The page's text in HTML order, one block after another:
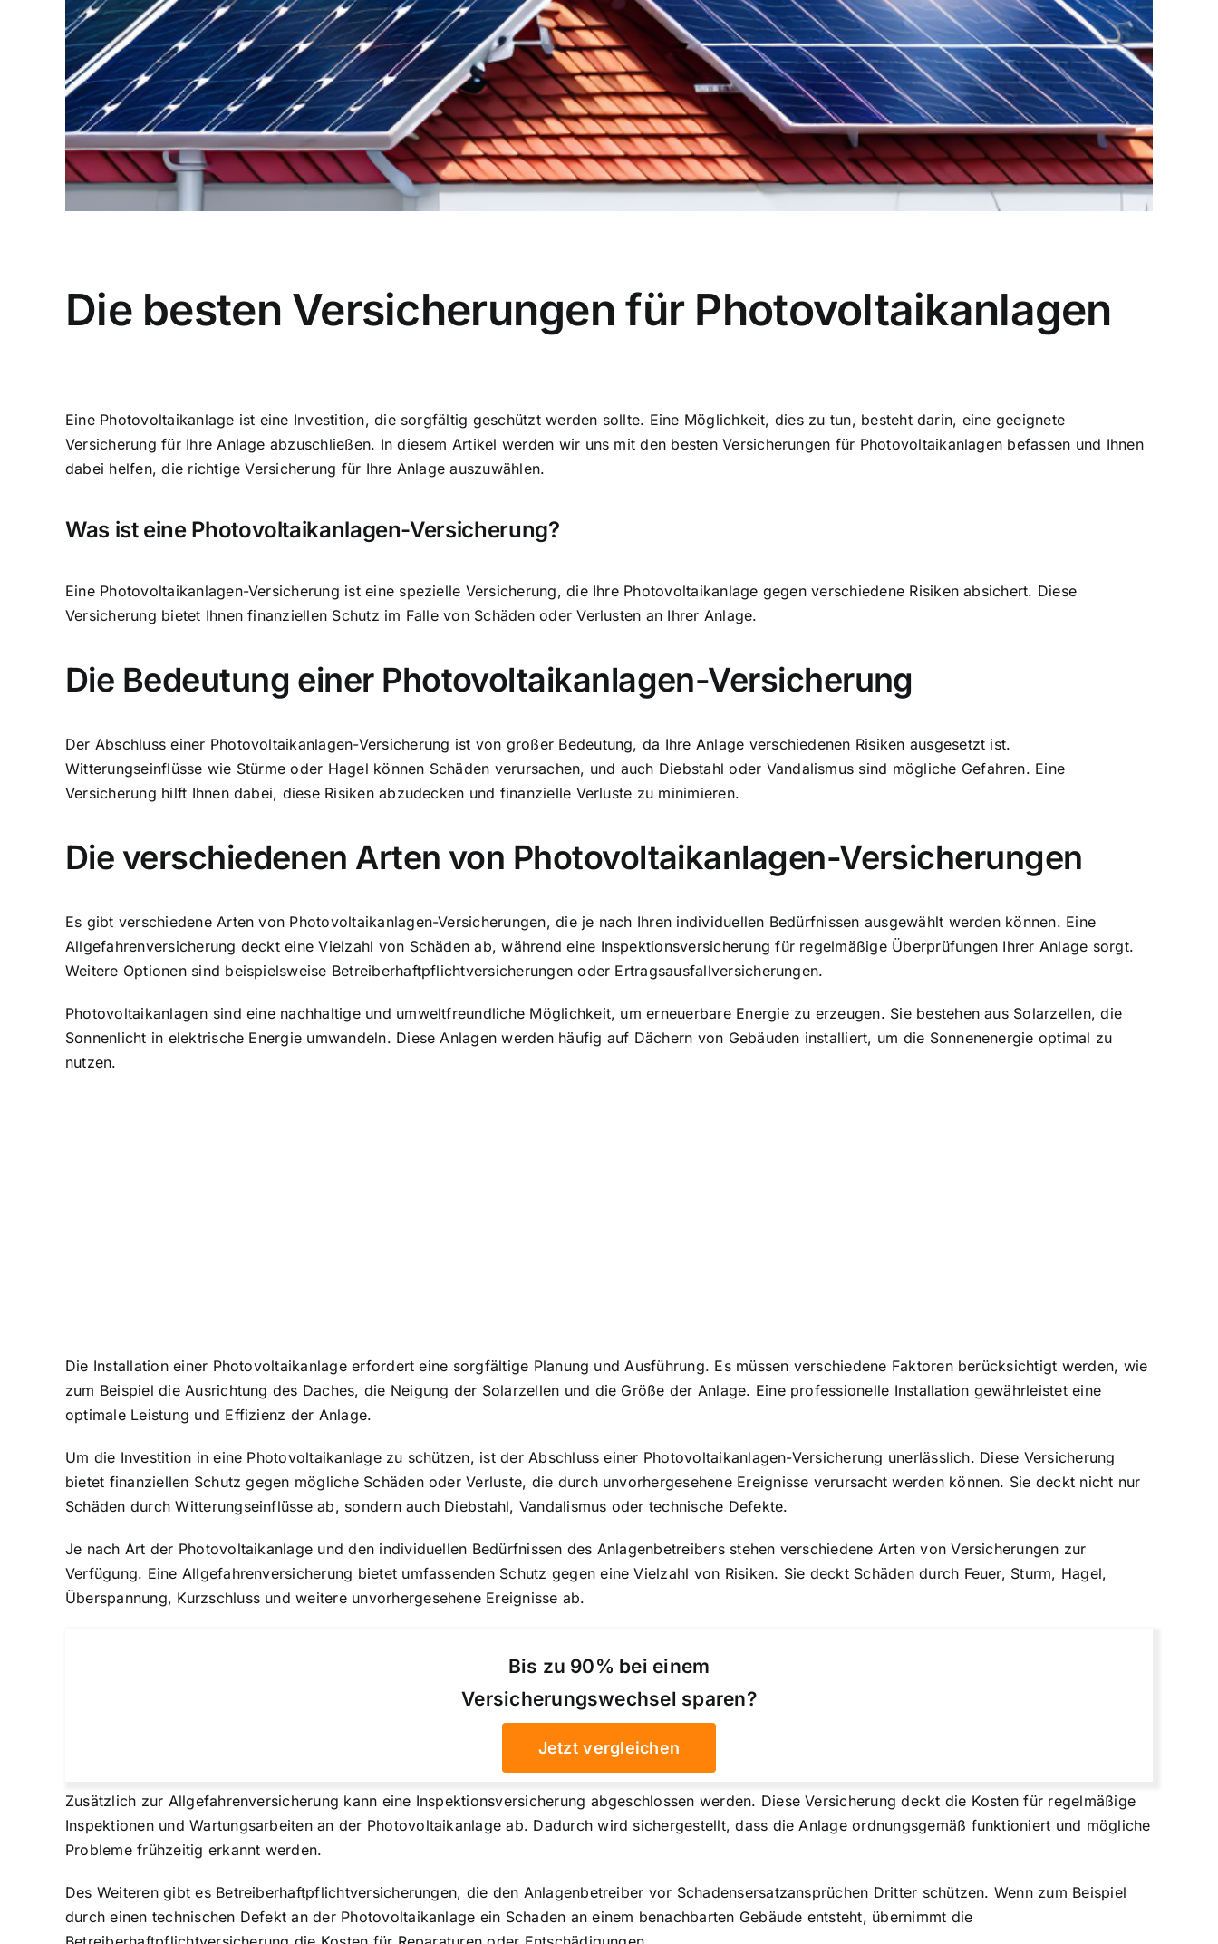
Die besten Versicherungen für Photovoltaikanlagen
Eine Photovoltaikanlage ist eine Investition, die sorgfältig geschützt werden sollte. Eine Möglichkeit, dies zu tun, besteht darin, eine geeignete
Versicherung für Ihre Anlage abzuschließen. In diesem Artikel werden wir uns mit den besten Versicherungen für Photovoltaikanlagen befassen und Ihnen
dabei helfen, die richtige Versicherung für Ihre Anlage auszuwählen.
Was ist eine Photovoltaikanlagen-Versicherung?
Eine Photovoltaikanlagen-Versicherung ist eine spezielle Versicherung, die Ihre Photovoltaikanlage gegen verschiedene Risiken absichert. Diese
Versicherung bietet Ihnen finanziellen Schutz im Falle von Schäden oder Verlusten an Ihrer Anlage.
Die Bedeutung einer Photovoltaikanlagen-Versicherung
Der Abschluss einer Photovoltaikanlagen-Versicherung ist von großer Bedeutung, da Ihre Anlage verschiedenen Risiken ausgesetzt ist.
Witterungseinflüsse wie Stürme oder Hagel können Schäden verursachen, und auch Diebstahl oder Vandalismus sind mögliche Gefahren. Eine
Versicherung hilft Ihnen dabei, diese Risiken abzudecken und finanzielle Verluste zu minimieren.
Die verschiedenen Arten von Photovoltaikanlagen-Versicherungen
Es gibt verschiedene Arten von Photovoltaikanlagen-Versicherungen, die je nach Ihren individuellen Bedürfnissen ausgewählt werden können. Eine
Allgefahrenversicherung deckt eine Vielzahl von Schäden ab, während eine Inspektionsversicherung für regelmäßige Überprüfungen Ihrer Anlage sorgt.
Weitere Optionen sind beispielsweise Betreiberhaftpflichtversicherungen oder Ertragsausfallversicherungen.
Photovoltaikanlagen sind eine nachhaltige und umweltfreundliche Möglichkeit, um erneuerbare Energie zu erzeugen. Sie bestehen aus Solarzellen, die
Sonnenlicht in elektrische Energie umwandeln. Diese Anlagen werden häufig auf Dächern von Gebäuden installiert, um die Sonnenenergie optimal zu
nutzen.
Die Installation einer Photovoltaikanlage erfordert eine sorgfältige Planung und Ausführung. Es müssen verschiedene Faktoren berücksichtigt werden, wie
zum Beispiel die Ausrichtung des Daches, die Neigung der Solarzellen und die Größe der Anlage. Eine professionelle Installation gewährleistet eine
optimale Leistung und Effizienz der Anlage.
Um die Investition in eine Photovoltaikanlage zu schützen, ist der Abschluss einer Photovoltaikanlagen-Versicherung unerlässlich. Diese Versicherung
bietet finanziellen Schutz gegen mögliche Schäden oder Verluste, die durch unvorhergesehene Ereignisse verursacht werden können. Sie deckt nicht nur
Schäden durch Witterungseinflüsse ab, sondern auch Diebstahl, Vandalismus oder technische Defekte.
Je nach Art der Photovoltaikanlage und den individuellen Bedürfnissen des Anlagenbetreibers stehen verschiedene Arten von Versicherungen zur
Verfügung. Eine Allgefahrenversicherung bietet umfassenden Schutz gegen eine Vielzahl von Risiken. Sie deckt Schäden durch Feuer, Sturm, Hagel,
Überspannung, Kurzschluss und weitere unvorhergesehene Ereignisse ab.
Bis zu 90% bei einem
Versicherungswechsel sparen?
Jetzt vergleichen
Zusätzlich zur Allgefahrenversicherung kann eine Inspektionsversicherung abgeschlossen werden. Diese Versicherung deckt die Kosten für regelmäßige
Inspektionen und Wartungsarbeiten an der Photovoltaikanlage ab. Dadurch wird sichergestellt, dass die Anlage ordnungsgemäß funktioniert und mögliche
Probleme frühzeitig erkannt werden.
Des Weiteren gibt es Betreiberhaftpflichtversicherungen, die den Anlagenbetreiber vor Schadensersatzansprüchen Dritter schützen. Wenn zum Beispiel
durch einen technischen Defekt an der Photovoltaikanlage ein Schaden an einem benachbarten Gebäude entsteht, übernimmt die